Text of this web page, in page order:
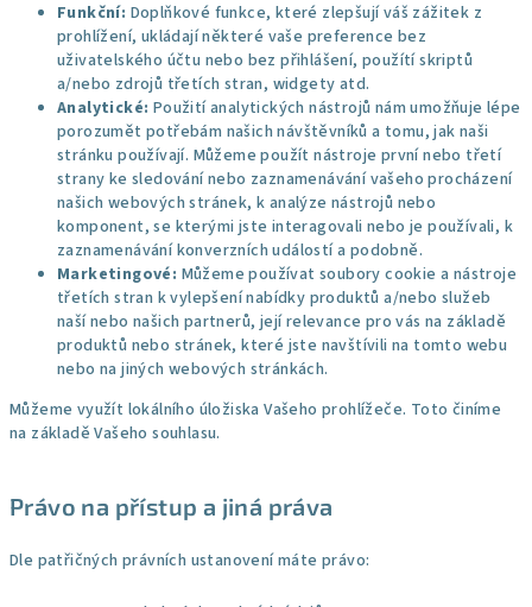
Funkční: Doplňkové funkce, které zlepšují váš zážitek z
prohlížení, ukládají některé vaše preference bez
uživatelského účtu nebo bez přihlášení, použítí skriptů
a/nebo zdrojů třetích stran, widgety atd.
Analytické: Použití analytických nástrojů nám umožňuje lépe
porozumět potřebám našich návštěvníků a tomu, jak naši
stránku používají. Můžeme použít nástroje první nebo třetí
strany ke sledování nebo zaznamenávání vašeho procházení
našich webových stránek, k analýze nástrojů nebo
komponent, se kterými jste interagovali nebo je používali, k
zaznamenávání konverzních událostí a podobně.
Marketingové: Můžeme používat soubory cookie a nástroje
třetích stran k vylepšení nabídky produktů a/nebo služeb
naší nebo našich partnerů, její relevance pro vás na základě
produktů nebo stránek, které jste navštívili na tomto webu
nebo na jiných webových stránkách.
Můžeme využít lokálního úložiska Vašeho prohlížeče. Toto činíme
na základě Vašeho souhlasu.
Právo na přístup a jiná práva
Dle patřičných právních ustanovení máte právo: